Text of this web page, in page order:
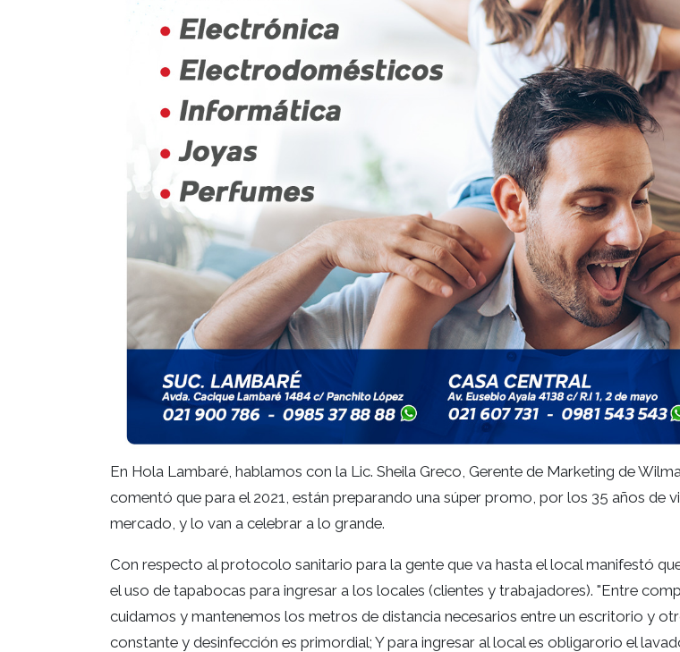
En Hola Lambaré, hablamos con la Lic. Sheila Greco, Gerente de Marketing de
comentó que para el 2021, están preparando una súper promo, por los 35 años de
mercado, y lo van a celebrar a lo grande.
Con respecto al protocolo sanitario para la gente que va hasta el local manifestó
el uso de tapabocas para ingresar a los locales (clientes y trabajadores). "Entre
cuidamos y mantenemos los metros de distancia necesarios entre un escritorio y
constante y desinfección es primordial; Y para ingresar al local es obligarorio el